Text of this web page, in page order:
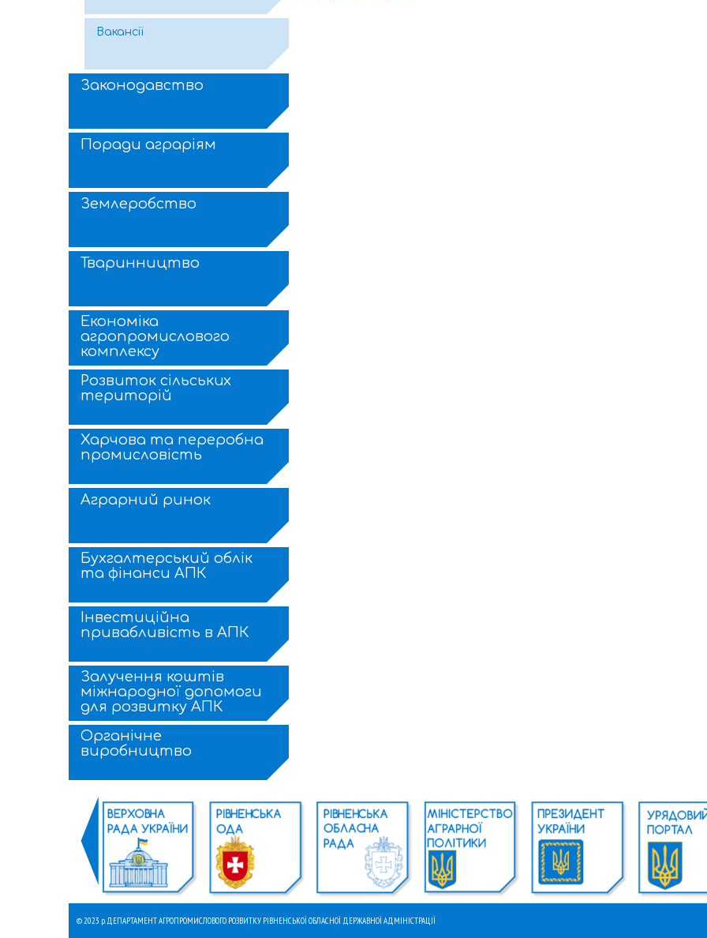
Вакансії
Законодавство
Поради аграріям
Землеробство
Тваринництво
Економіка
агропромислового
комплексу
Розвиток сільських
територій
Харчова та переробна
промисловість
Аграрний ринок
Бухгалтерський облік
та фінанси АПК
Інвестиційна
привабливість в АПК
Залучення коштів
міжнародної допомоги
для розвитку АПК
Органічне
виробництво
© 2023 р. ДЕПАРТАМЕНТ АГРОПРОМИСЛОВОГО РОЗВИТКУ РІВНЕНСЬКОЇ ОБЛАСНОЇ ДЕРЖАВНОЇ АДМІНІСТРАЦІЇ